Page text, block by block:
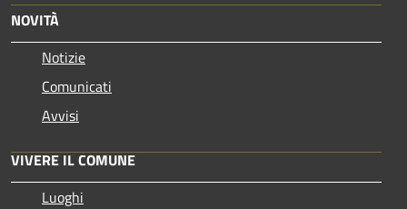
NOVITÀ
Notizie
Comunicati
Avvisi
VIVERE IL COMUNE
Luoghi